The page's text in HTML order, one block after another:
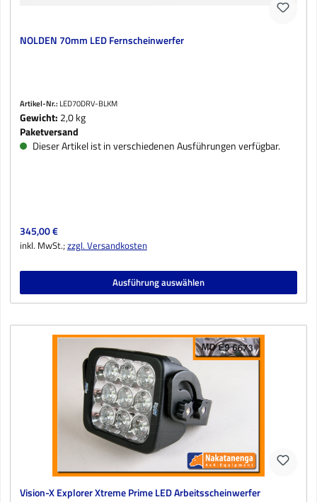
NOLDEN 70mm LED Fernscheinwerfer
Artikel-Nr.: LED70DRV-BLKM
Gewicht: 2,0 kg
Paketversand
Dieser Artikel ist in verschiedenen Ausführungen verfügbar.
Regulärer Preis:
345,00 €
inkl. MwSt.;zzgl. Versandkosten
Ausführung auswählen
Vision-X Explorer Xtreme Prime LED Arbeitsscheinwerfer